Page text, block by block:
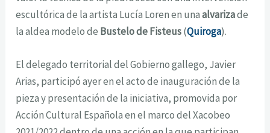
escultórica de la artista Lucía Loren en unaalvarizade
la aldea modelo de Bustelo de Fisteus(Quiroga).
El delegado territorial del Gobierno gallego, Javier
Arias, participó ayer en el acto de inauguración de la
pieza y presentación de la iniciativa, promovida por
Acción Cultural Española en el marco del Xacobeo